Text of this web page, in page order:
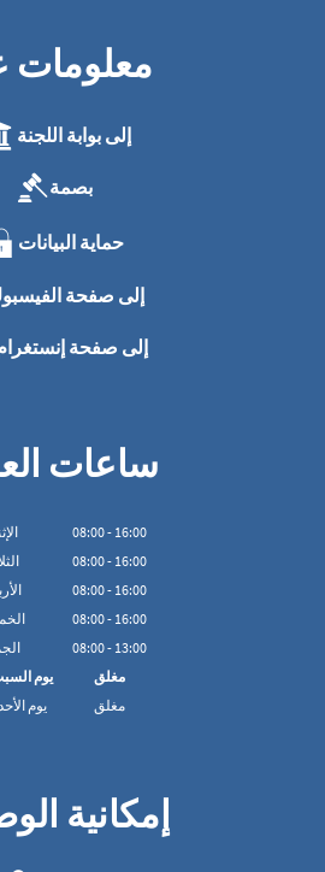
معلومات
إلى بوابة اللجنة
بصمة
حماية البيانات
إلى صفحة
إلى صفحة
ساعات
08:00- 16:00
08:00- 16:00
08:00- 16:00
08:00- 16:00
08:00- 13:00
يوم
مغلق
يوم الأحد
مغلق
إمكانية